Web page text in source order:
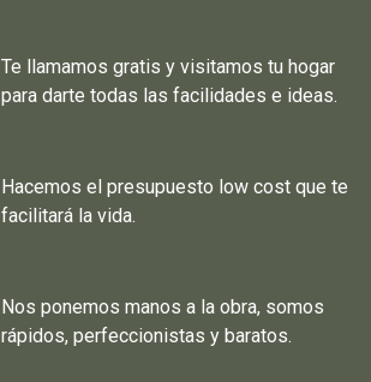
Te llamamos gratis y visitamos tu hogar
para darte todas las facilidades e ideas.
Hacemos el presupuesto low cost que te
facilitará la vida.
Nos ponemos manos a la obra, somos
rápidos, perfeccionistas y baratos.